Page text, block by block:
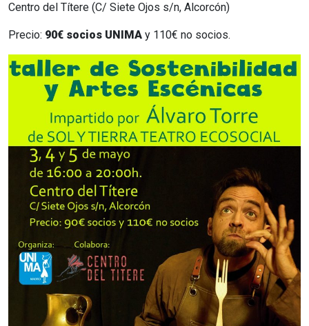
Centro del Títere (C/ Siete Ojos s/n, Alcorcón)
Precio: 90€ socios UNIMA y 110€ no socios.